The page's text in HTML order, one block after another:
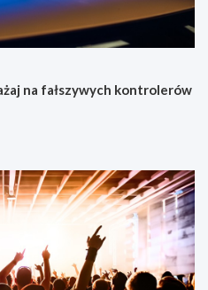
na fałszywych kontrolerów